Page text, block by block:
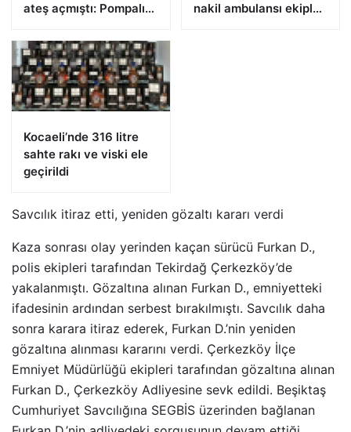
ateş açmıştı: Pompalı
nakil ambulansı ekipleri
Kocaeli’nde 316 litre
sahte rakı ve viski ele
geçirildi
Savcılık itiraz etti, yeniden gözaltı kararı verdi
Kaza sonrası olay yerinden kaçan sürücü Furkan D.,
polis ekipleri tarafından Tekirdağ Çerkezköy’de
yakalanmıştı. Gözaltına alınan Furkan D., emniyetteki
ifadesinin ardından serbest bırakılmıştı. Savcılık daha
sonra karara itiraz ederek, Furkan D.’nin yeniden
gözaltına alınması kararını verdi. Çerkezköy İlçe
Emniyet Müdürlüğü ekipleri tarafından gözaltına alınan
Furkan D., Çerkezköy Adliyesine sevk edildi. Beşiktaş
Cumhuriyet Savcılığına SEGBİS üzerinden bağlanan